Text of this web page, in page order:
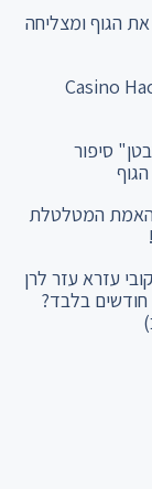
הגוף ומצליחה
Casino
בבטן" סיפור
האמת המטלטלת
עזרא עזר לרן
לחטב את הגוף ולגלות את הקוביות בבטן תוך 3 חודשים בלבד?